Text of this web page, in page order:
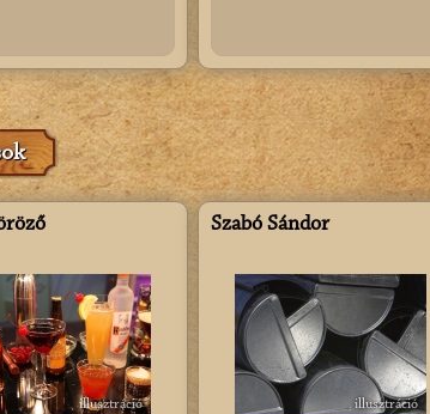
illusztráció
Szabó Sándor
illusztráció